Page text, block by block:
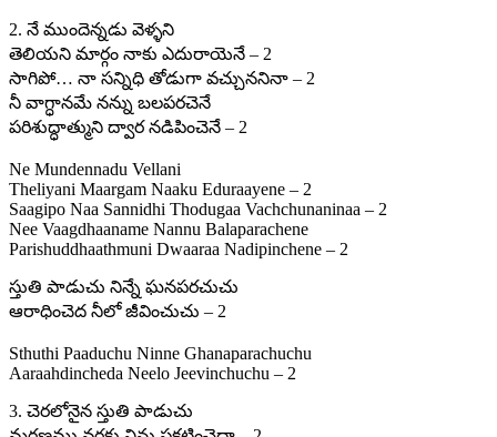
2. నే ముందెన్నడు వెళ్ళని
తెలియని మార్గం నాకు ఎదురాయెనే – 2
సాగిపో… నా సన్నిధి తోడుగా వచ్చుననినా – 2
నీ వాగ్ధానమే నన్ను బలపరచెనే
పరిశుద్ధాత్ముని ద్వార నడిపించెనే – 2
Ne Mundennadu Vellani
Theliyani Maargam Naaku Eduraayene – 2
Saagipo Naa Sannidhi Thodugaa Vachchunaninaa – 2
Nee Vaagdhaaname Nannu Balaparachene
Parishuddhaathmuni Dwaaraa Nadipinchene – 2
స్తుతి పాడుచు నిన్నే ఘనపరచుచు
ఆరాధించెద నీలో జీవించుచు – 2
Sthuthi Paaduchu Ninne Ghanaparachuchu
Aaraahdincheda Neelo Jeevinchuchu – 2
3. చెరలోనైన స్తుతి పాడుచు